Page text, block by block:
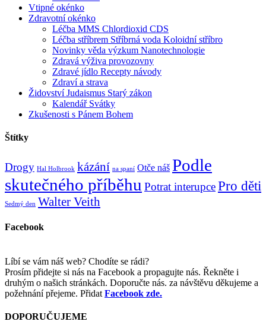
Vtipné okénko
Zdravotní okénko
Léčba MMS Chlordioxid CDS
Léčba stříbrem Stříbrná voda Koloidní stříbro
Novinky věda výzkum Nanotechnologie
Zdravá výživa provozovny
Zdravé jídlo Recepty návody
Zdraví a strava
Židovství Judaismus Starý zákon
Kalendář Svátky
Zkušenosti s Pánem Bohem
Štítky
Drogy Hal Holbrook kázání na spaní Otče náš Podle
skutečného příběhu Potrat interupcePro děti
Sedmý den Walter Veith
Facebook
Líbí se vám náš web? Chodíte se rádi?
Prosím přidejte si nás na Facebook a propagujte nás. Řekněte i
druhým o našich stránkách. Doporučte nás. za návštěvu děkujeme a
požehnání přejeme. Přidat Facebook zde.
DOPORUČUJEME